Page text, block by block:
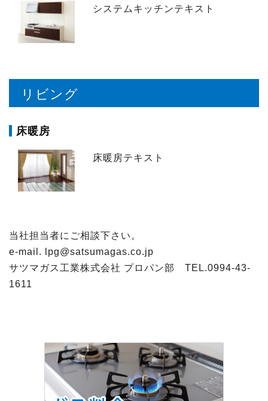
システムキッチンテキスト
リビング
床暖房
床暖房テキスト
当社担当者にご相談下さい。
e-mail. lpg@satsumagas.co.jp
サツマガス工業株式会社 プロパン部 TEL.0994-43-
1611